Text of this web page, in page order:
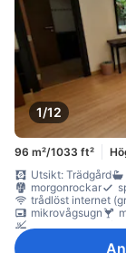
1/12
96 m²/1033 ft²
Utsikt: Trädgård
morgonrockar
trådlöst internet
mikrovågsugn
Rökpolicy -